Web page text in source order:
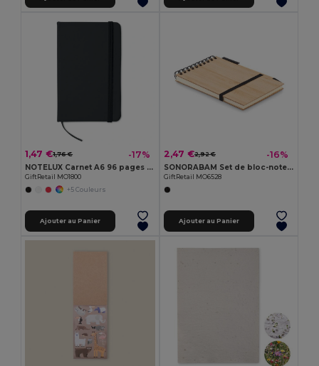
1,47 €1,76 € -17%
NOTELUX Carnet A6 96 pages lignées
GiftRetail MO1800
+5 Couleurs
Ajouter au Panier
2,47 €2,92 € -16%
SONORABAM Set de bloc-notes A6 en bambou
GiftRetail MO6528
Ajouter au Panier